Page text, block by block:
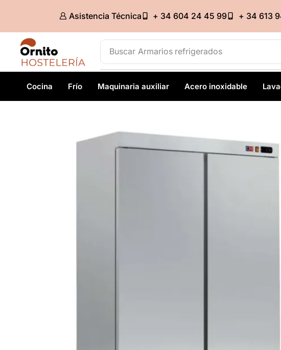
Asistencia Técnica + 34 604 24 45 99 + 34 613
Buscar
Cocina Frío Maquinaria auxiliar Acero inoxidable